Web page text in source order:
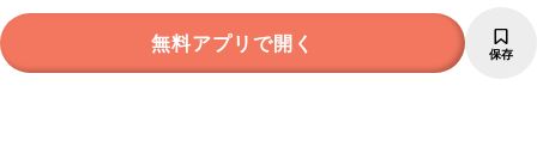
無料アプリで開く 保存